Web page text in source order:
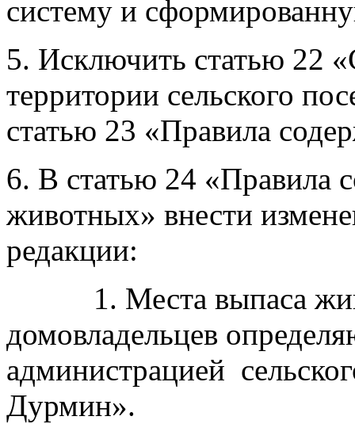
систему и
5. Исключить статью 22
территории сельского
статью 23 «Правила
6. В статью 24 «Правила
животных» внести
редакции:
1. Места выпаса
домовладельцев
администрацией
Дурмин».